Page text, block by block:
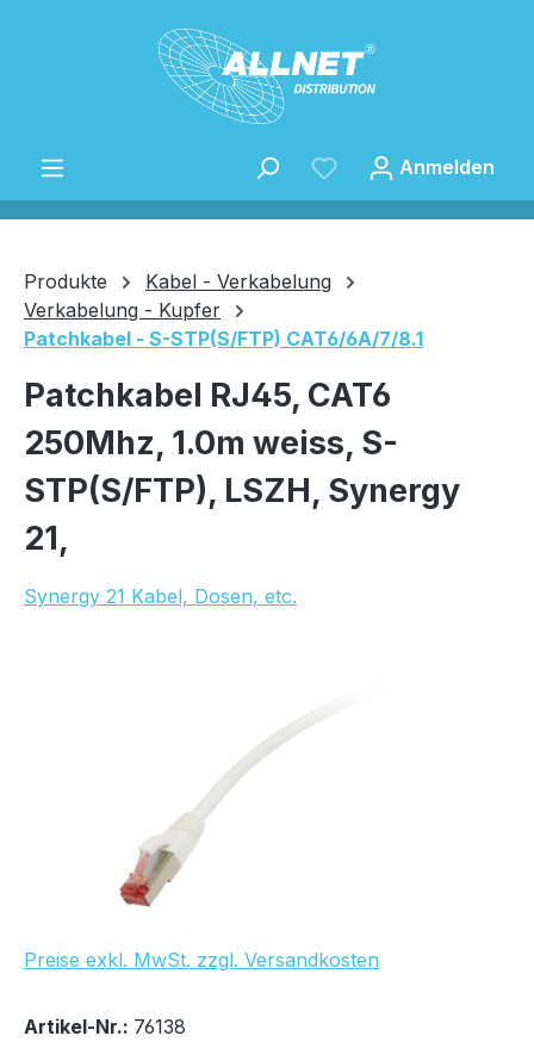
Zum Hauptinhalt springen
Anmelden
Produkte
Kabel - Verkabelung
Verkabelung - Kupfer
Patchkabel - S-STP(S/FTP) CAT6/6A/7/8.1
Patchkabel RJ45, CAT6
250Mhz, 1.0m weiss, S-
STP(S/FTP), LSZH, Synergy
21,
Synergy 21 Kabel, Dosen, etc.
Preise exkl. MwSt. zzgl. Versandkosten
Bestand:100+
Sofort verfügbar, Lieferzeit: 1-2 Tage
Artikel-Nr.: 76138